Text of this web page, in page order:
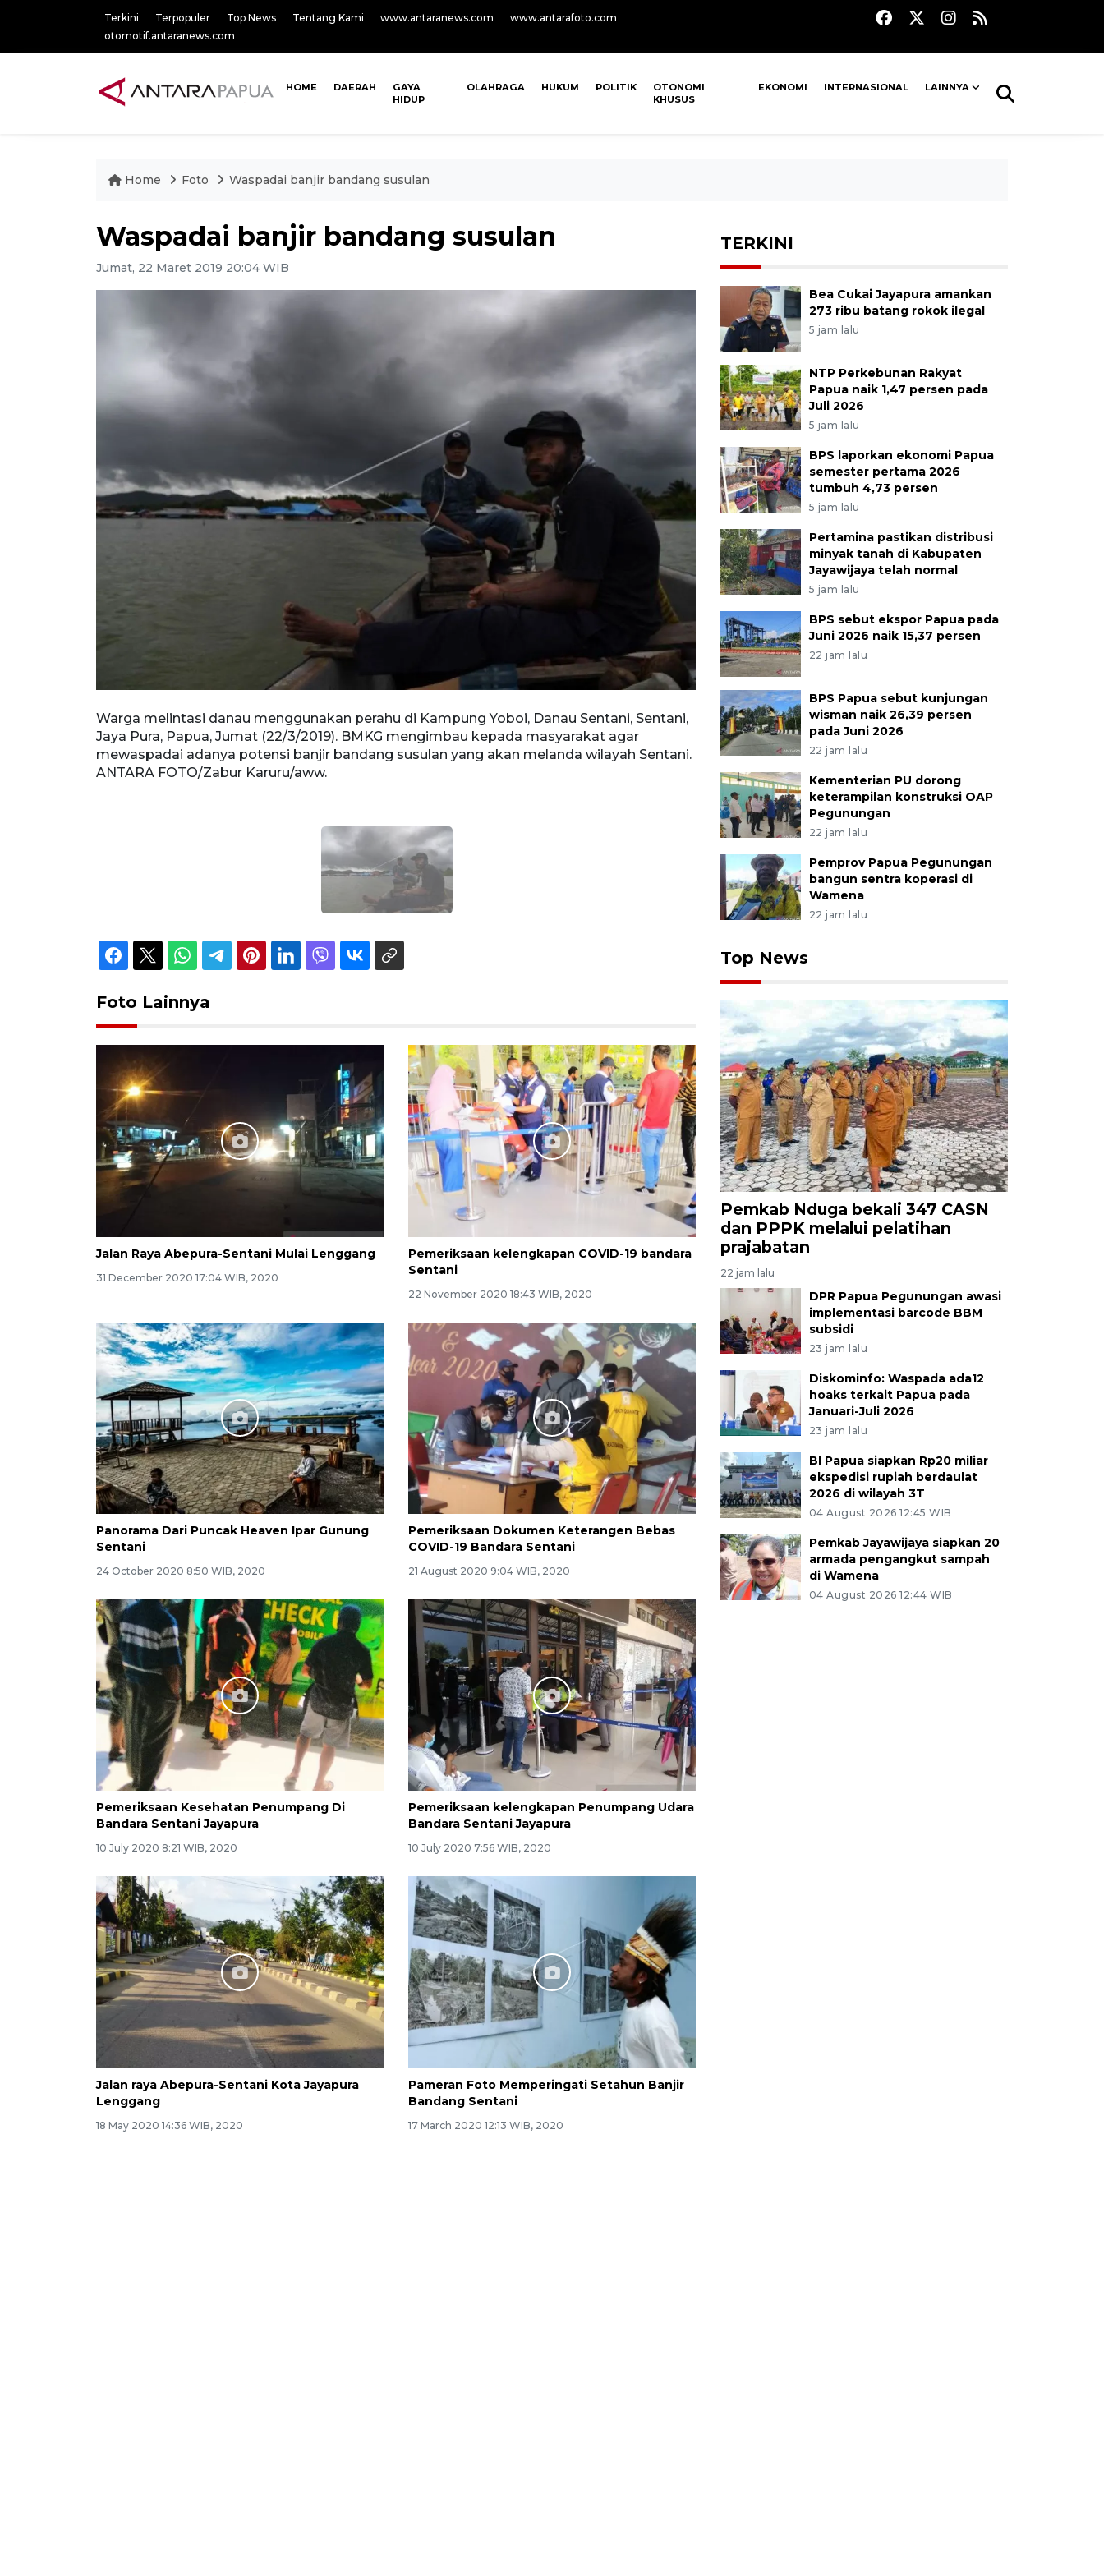
Terkini Terpopuler Top News Tentang Kami www.antaranews.com
www.antarafoto.com
otomotif.antaranews.com
HOME DAERAH
GAYA
HIDUP
OLAHRAGA HUKUM POLITIK
OTONOMI
KHUSUS
EKONOMI INTERNASIONAL LAINNYA
Home Foto Waspadai banjir bandang susulan
Waspadai banjir bandang susulan
Jumat, 22 Maret 2019 20:04 WIB
Warga melintasi danau menggunakan perahu di Kampung Yoboi, Danau Sentani, Sentani,
Jaya Pura, Papua, Jumat (22/3/2019). BMKG mengimbau kepada masyarakat agar
mewaspadai adanya potensi banjir bandang susulan yang akan melanda wilayah Sentani.
ANTARA FOTO/Zabur Karuru/aww.
Foto Lainnya
Jalan Raya Abepura-Sentani Mulai Lenggang
31 December 2020 17:04 WIB, 2020
Pemeriksaan kelengkapan COVID-19 bandara
Sentani
22 November 2020 18:43 WIB, 2020
Panorama Dari Puncak Heaven Ipar Gunung
Sentani
24 October 2020 8:50 WIB, 2020
Pemeriksaan Dokumen Keterangen Bebas
COVID-19 Bandara Sentani
21 August 2020 9:04 WIB, 2020
Pemeriksaan Kesehatan Penumpang Di
Bandara Sentani Jayapura
10 July 2020 8:21 WIB, 2020
Pemeriksaan kelengkapan Penumpang Udara
Bandara Sentani Jayapura
10 July 2020 7:56 WIB, 2020
Jalan raya Abepura-Sentani Kota Jayapura
Lenggang
18 May 2020 14:36 WIB, 2020
Pameran Foto Memperingati Setahun Banjir
Bandang Sentani
17 March 2020 12:13 WIB, 2020
TERKINI
Bea Cukai Jayapura amankan
273 ribu batang rokok ilegal
5 jam lalu
NTP Perkebunan Rakyat
Papua naik 1,47 persen pada
Juli 2026
5 jam lalu
BPS laporkan ekonomi Papua
semester pertama 2026
tumbuh 4,73 persen
5 jam lalu
Pertamina pastikan distribusi
minyak tanah di Kabupaten
Jayawijaya telah normal
5 jam lalu
BPS sebut ekspor Papua pada
Juni 2026 naik 15,37 persen
22 jam lalu
BPS Papua sebut kunjungan
wisman naik 26,39 persen
pada Juni 2026
22 jam lalu
Kementerian PU dorong
keterampilan konstruksi OAP
Pegunungan
22 jam lalu
Pemprov Papua Pegunungan
bangun sentra koperasi di
Wamena
22 jam lalu
Top News
Pemkab Nduga bekali 347 CASN
dan PPPK melalui pelatihan
prajabatan
22 jam lalu
DPR Papua Pegunungan awasi
implementasi barcode BBM
subsidi
23 jam lalu
Diskominfo: Waspada ada12
hoaks terkait Papua pada
Januari-Juli 2026
23 jam lalu
BI Papua siapkan Rp20 miliar
ekspedisi rupiah berdaulat
2026 di wilayah 3T
04 August 2026 12:45 WIB
Pemkab Jayawijaya siapkan 20
armada pengangkut sampah
di Wamena
04 August 2026 12:44 WIB